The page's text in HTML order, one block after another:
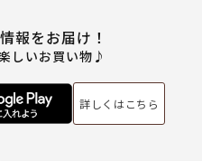
報をお届け！
しいお買い物♪
詳しくはこちら